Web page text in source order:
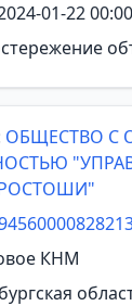
01-22
ОБЩЕСТВО С
КНМ